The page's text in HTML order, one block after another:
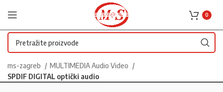
0
ms-zagreb
MULTIMEDIA Audio Video
SPDIF DIGITAL optički audio